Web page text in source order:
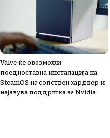
Valve ќе овозможи
поедноставна инсталација на
SteamOS на сопствен хардвер и
најавува поддршка за Nvidia